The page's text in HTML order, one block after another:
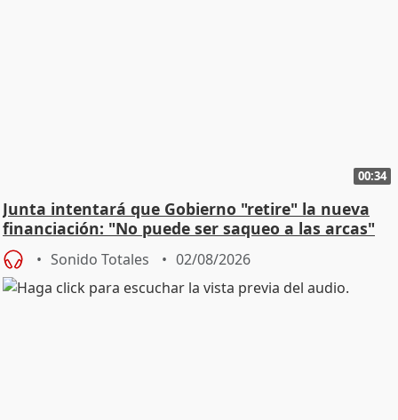
00:34
Junta intentará que Gobierno "retire" la nueva
financiación: "No puede ser saqueo a las arcas"
Sonido Totales 02/08/2026